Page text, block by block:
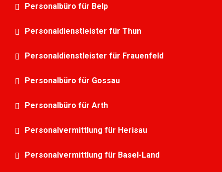
Personalbüro für Belp
Personaldienstleister für Thun
Personaldienstleister für Frauenfeld
Personalbüro für Gossau
Personalbüro für Arth
Personalvermittlung für Herisau
Personalvermittlung für Basel-Land